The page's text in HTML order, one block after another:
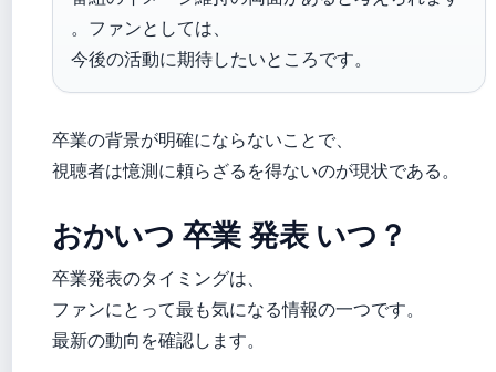
。ファンとしては、
今後の活動に期待したいところです。
卒業の背景が明確にならないことで、
視聴者は憶測に頼らざるを得ないのが現状である。
おかいつ 卒業 発表 いつ？
卒業発表のタイミングは、
ファンにとって最も気になる情報の一つです。
最新の動向を確認します。